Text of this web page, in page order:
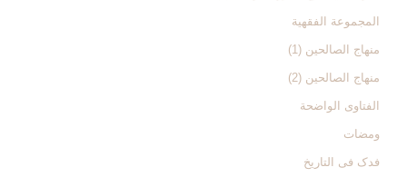
المجموعة الفقهیة
منهاج الصالحین (1)
منهاج الصالحین (2)
الفتاوی الواضحة
ومضات
فدک فی التاریخ